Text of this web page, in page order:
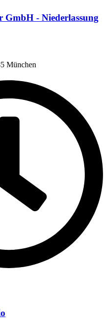
- Niederlassung
München